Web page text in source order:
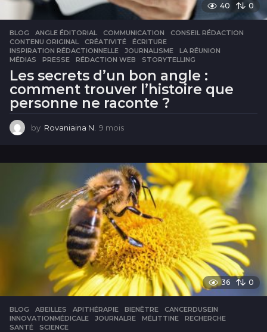
40 0
BLOG ANGLE ÉDITORIAL ,COMMUNICATION ,CONSEIL RÉDACTION
CONTENU ORIGINAL
,CRÉATIVITÉ ,ÉCRITURE
INSPIRATION RÉDACTIONNELLE
,JOURNALISME ,LA RÉUNION
MÉDIAS
,PRESSE ,RÉDACTION WEB ,STORYTELLING
Les secrets d’un bon angle :
comment trouver l’histoire que
personne ne raconte ?
by Rovaniaina N. 9 mois
i
s
36 0
BLOG ABEILLES ,APITHÉRAPIE ,BIENÊTRE ,CANCERDUSEIN
INNOVATIONMÉDICALE
,JOURNALRE ,MÉLITTINE ,RECHERCHE
SANTÉ
,SCIENCE